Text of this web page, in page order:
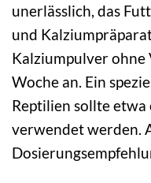
unerlässlich, das
und
Kalziumpulver ohne
Woche an. Ein
Reptilien sollte
verwendet werden.